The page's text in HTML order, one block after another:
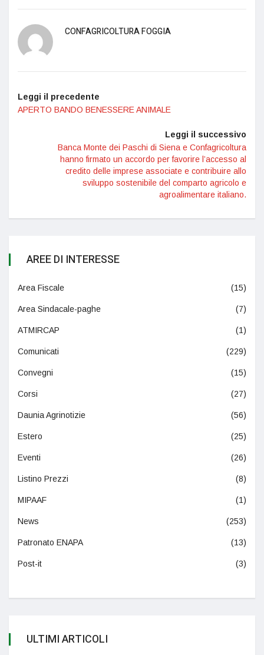
CONFAGRICOLTURA FOGGIA
Leggi il precedente
APERTO BANDO BENESSERE ANIMALE
Leggi il successivo
Banca Monte dei Paschi di Siena e Confagricoltura
hanno firmato un accordo per favorire l’accesso al
credito delle imprese associate e contribuire allo
sviluppo sostenibile del comparto agricolo e
agroalimentare italiano.
AREE DI INTERESSE
Area Fiscale (15)
Area Sindacale-paghe (7)
ATMIRCAP (1)
Comunicati (229)
Convegni (15)
Corsi (27)
Daunia Agrinotizie (56)
Estero (25)
Eventi (26)
Listino Prezzi (8)
MIPAAF (1)
News (253)
Patronato ENAPA (13)
Post-it (3)
ULTIMI ARTICOLI